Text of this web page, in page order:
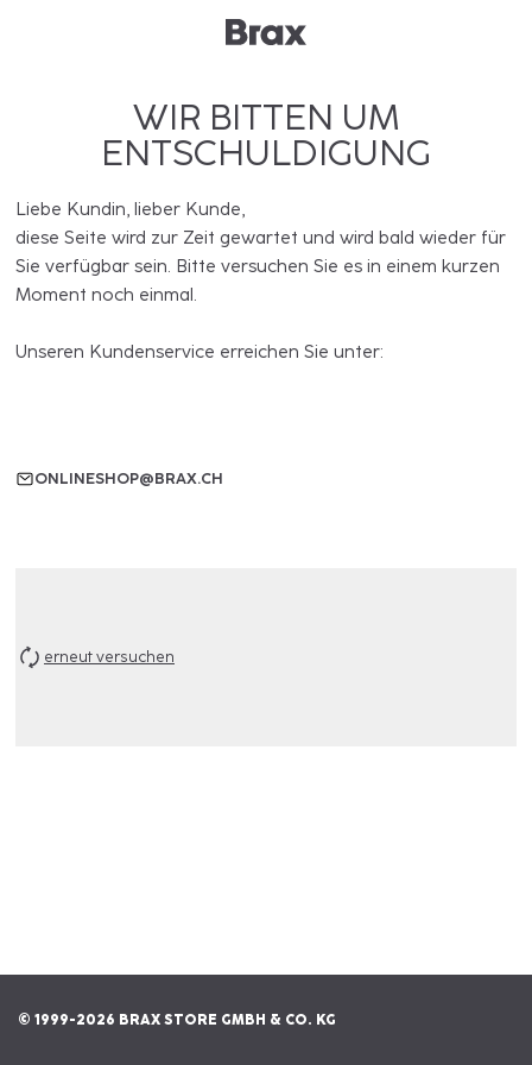
WIR BITTEN UM
ENTSCHULDIGUNG
Liebe Kundin, lieber Kunde,
diese Seite wird zur Zeit gewartet und wird bald wieder für
Sie verfügbar sein. Bitte versuchen Sie es in einem kurzen
Moment noch einmal.
Unseren Kundenservice erreichen Sie unter:
ONLINESHOP@BRAX.CH
erneut versuchen
© 1999-2026 BRAX STORE GMBH & CO. KG